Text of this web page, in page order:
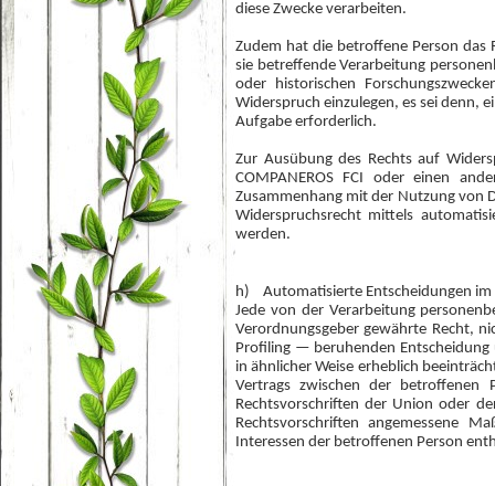
diese Zwecke verarbeiten.
Zudem hat die betroffene Person das
sie betreffende Verarbeitung
oder historischen
Widerspruch einzulegen, es sei denn,
Aufgabe erforderlich.
Zur Ausübung des Rechts auf
COMPANEROS FCI oder einen
Zusammenhang mit der Nutzung von
Widerspruchsrecht mittels
werden.
h) Automatisierte Entscheidungen im
Jede von der Verarbeitung
Verordnungsgeber gewährte Recht,
Profiling — beruhenden
in ähnlicher Weise erheblich
Vertrags zwischen der
Rechtsvorschriften der Union oder
Rechtsvorschriften angemessene
Interessen der betroffenen Person